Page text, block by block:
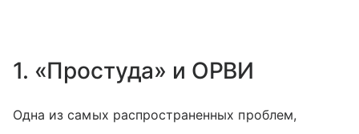
1. «Простуда» и ОРВИ
Одна из самых распространенных проблем,